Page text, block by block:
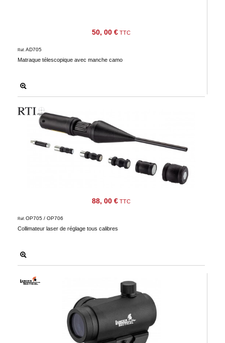
50, 00 € TTC
Matraque télescopique avec manche camo
Réf. AD705
88, 00 € TTC
Collimateur laser de réglage tous calibres
Réf. OP705 / OP706